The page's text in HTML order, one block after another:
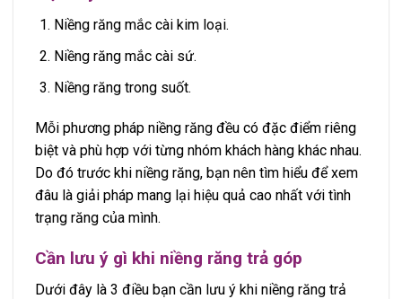
Niềng răng mắc cài kim loại.
Niềng răng mắc cài sứ.
Niềng răng trong suốt.
Mỗi phương pháp niềng răng đều có đặc điểm riêng
biệt và phù hợp với từng nhóm khách hàng khác nhau.
Do đó trước khi niềng răng, bạn nên tìm hiểu để xem
đâu là giải pháp mang lại hiệu quả cao nhất với tình
trạng răng của mình.
Cần lưu ý gì khi niềng răng trả góp
Dưới đây là 3 điều bạn cần lưu ý khi niềng răng trả